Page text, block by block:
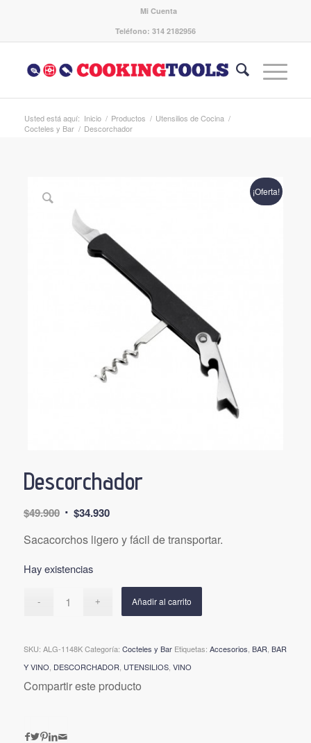
Mi Cuenta
Teléfono: 314 2182956
Usted está aquí: Inicio / Productos / Utensilios de Cocina /
Cocteles y Bar / Descorchador
¡Oferta!
Descorchador
$49.900 El
original
$49.900.
$34.930El
actual
Sacacorchos ligero y fácil de transportar.
Hay existencias
Añadir al carrito
SKU: ALG-1148K Categoría: Cocteles y Bar Etiquetas: Accesorios BAR BAR
Y VINO DESCORCHADOR UTENSILIOS, VINO
Compartir este producto